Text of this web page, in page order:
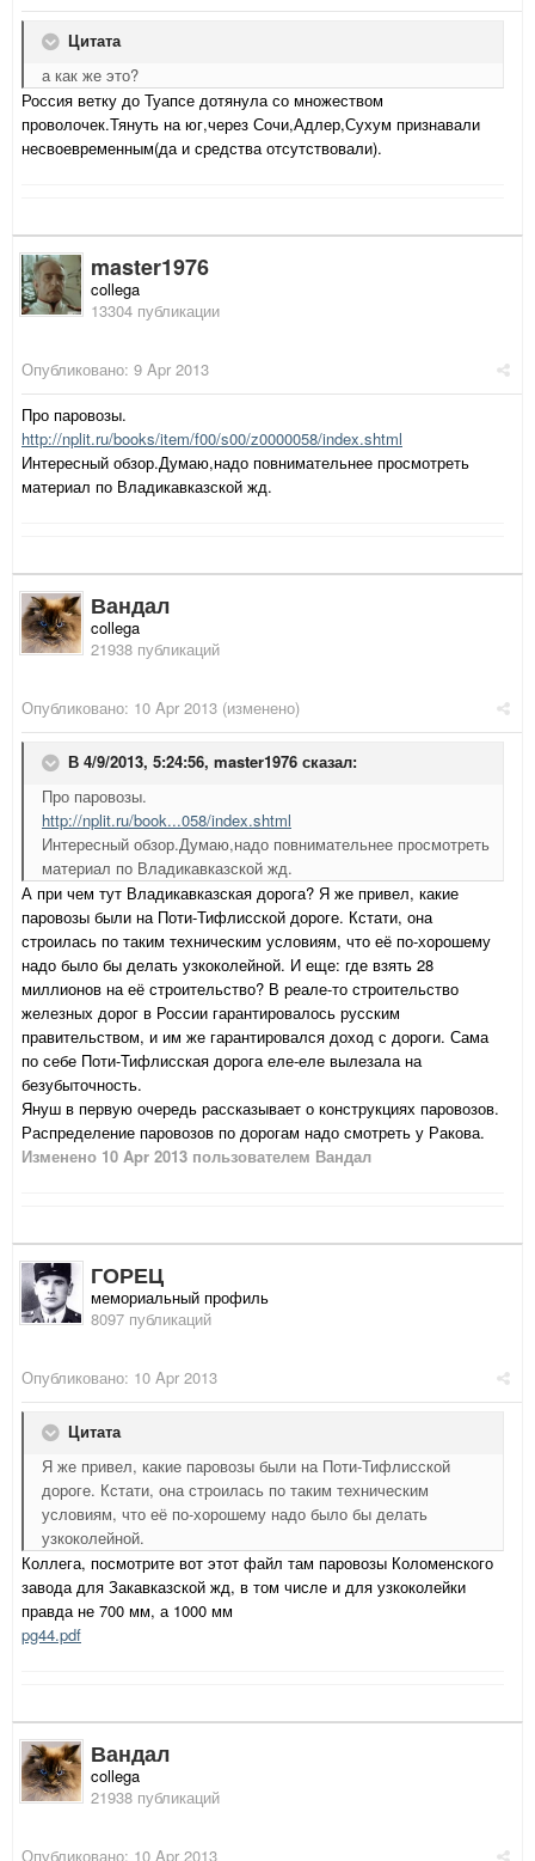
Цитата
а как же это?
Россия ветку до Туапсе дотянула со множеством
проволочек.Тянуть на юг,через Сочи,Адлер,Сухум признавали
несвоевременным(да и средства отсутствовали).
master1976
collega
13304 публикации
Опубликовано: 9 Apr 2013
Про паровозы.
http://nplit.ru/books/item/f00/s00/z0000058/index.shtml
Интересный обзор.Думаю,надо повнимательнее просмотреть
материал по Владикавказской жд.
Вандал
collega
21938 публикаций
Опубликовано: 10 Apr 2013 (изменено)
В 4/9/2013, 5:24:56, master1976 сказал:
Про паровозы.
http://nplit.ru/book...058/index.shtml
Интересный обзор.Думаю,надо повнимательнее просмотреть
материал по Владикавказской жд.
А при чем тут Владикавказская дорога? Я же привел, какие
паровозы были на Поти-Тифлисской дороге. Кстати, она
строилась по таким техническим условиям, что её по-хорошему
надо было бы делать узкоколейной. И еще: где взять 28
миллионов на её строительство? В реале-то строительство
железных дорог в России гарантировалось русским
правительством, и им же гарантировался доход с дороги. Сама
по себе Поти-Тифлисская дорога еле-еле вылезала на
безубыточность.
Януш в первую очередь рассказывает о конструкциях паровозов.
Распределение паровозов по дорогам надо смотреть у Ракова.
Изменено 10 Apr 2013 пользователем Вандал
ГОРЕЦ
мемориальный профиль
8097 публикаций
Опубликовано: 10 Apr 2013
Цитата
Я же привел, какие паровозы были на Поти-Тифлисской
дороге. Кстати, она строилась по таким техническим
условиям, что её по-хорошему надо было бы делать
узкоколейной.
Коллега, посмотрите вот этот файл там паровозы Коломенского
завода для Закавказской жд, в том числе и для узкоколейки
правда не 700 мм, а 1000 мм
pg44.pdf
Вандал
collega
21938 публикаций
Опубликовано: 10 Apr 2013